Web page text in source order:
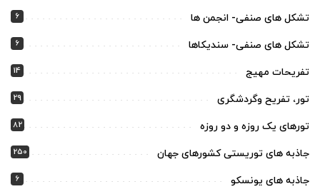
تشکل های صنفی- انجمن ها 6
تشکل های صنفی- سندیکاها 6
تفریحات مهیج 14
تور، تفریح وگردشگری 29
تورهای یک روزه و دو روزه 82
جاذبه های توریستی کشورهای جهان 250
جاذبه های یونسکو 6